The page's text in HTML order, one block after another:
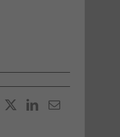
FacebookLinkedIn
E-